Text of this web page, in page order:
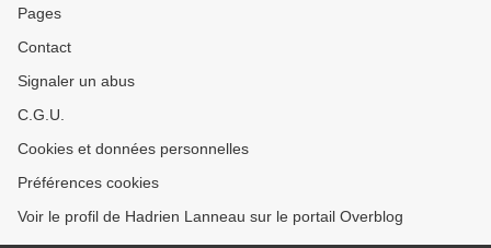
Pages
Contact
Signaler un abus
C.G.U.
Cookies et données personnelles
Préférences cookies
Voir le profil de Hadrien Lanneau sur le portail Overblog